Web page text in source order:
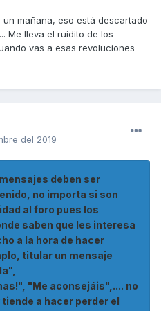
mañana, eso está descartado
Me lleva el ruidito de los
vas a esas revoluciones
del 2019
deben ser
no importa si son
al foro pues los
saben que les interesa
a la hora de hacer
titular un mensaje
"Me aconsejáis",.... no
a hacer perder el